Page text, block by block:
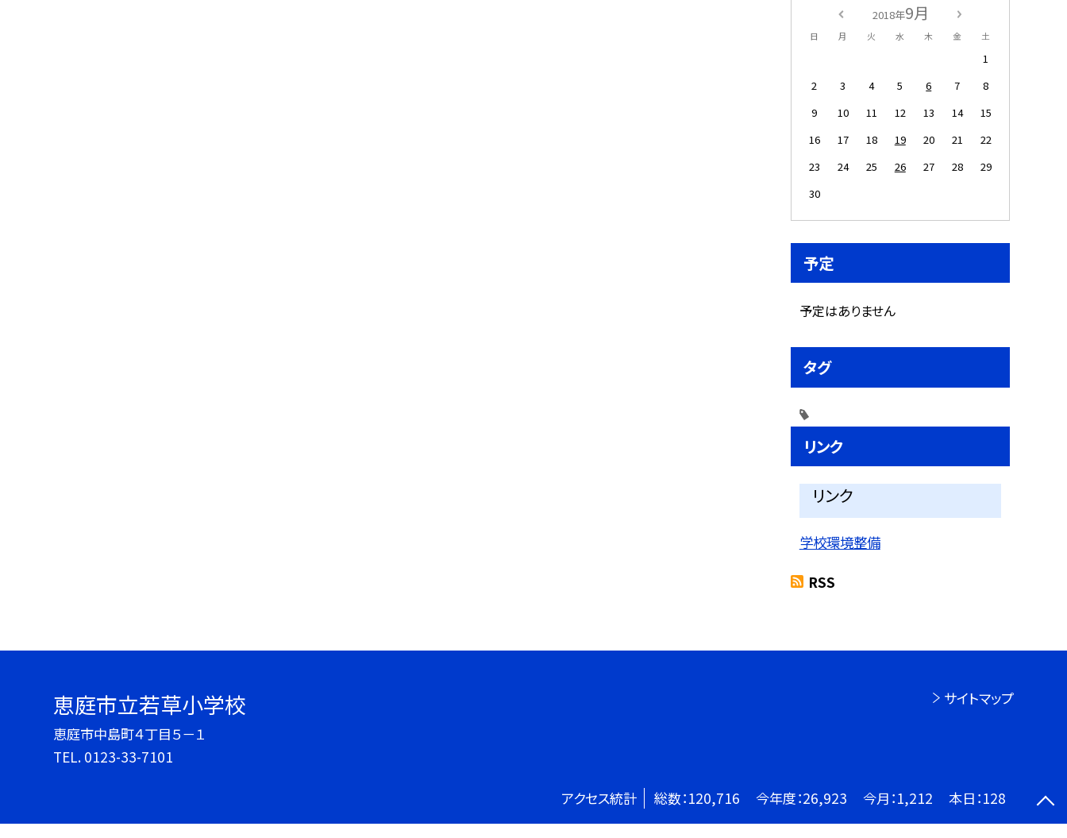
2018年9月
日 月 火 水 木 金 土
1
2
3 4 5 6 7
8
9
10 11 12 13 14
15
16
17 18 19 20 21
22
23
24 25 26 27 28
29
30
予定
予定はありません
タグ
リンク
リンク
学校環境整備
RSS
恵庭市立若草小学校
恵庭市中島町４丁目５－１
TEL. 0123-33-7101
サイトマップ
アクセス統計 総数：120,716 今年度：26,923 今月：1,212 本日：128